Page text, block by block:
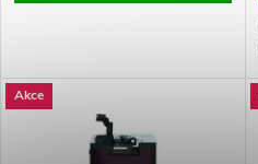
d
u
k
u
Akce